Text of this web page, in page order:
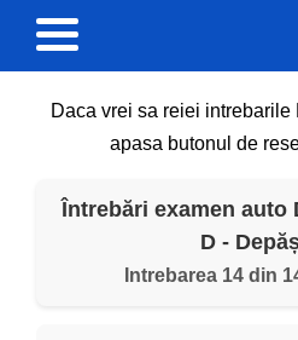
Daca vrei sa reiei
apasa butonul de
Întrebări examen auto
D -
Intrebarea 14 din